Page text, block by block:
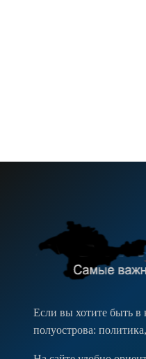
Если вы хотите быть
полуострова: